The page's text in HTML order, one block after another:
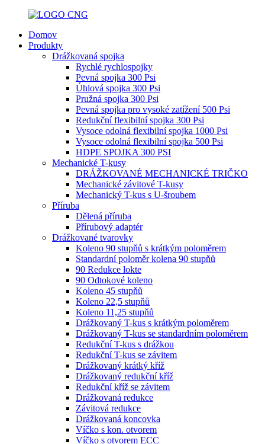
Domov
Produkty
Drážkovaná spojka
Rychlé rychlospojky
Pevná spojka 300 Psi
Úhlová spojka 300 Psi
Pružná spojka 300 Psi
Pevná spojka pro vysoké zatížení 500 Psi
Redukční flexibilní spojka 300 Psi
Vysoce odolná flexibilní spojka 1000 Psi
Vysoce odolná flexibilní spojka 500 Psi
HDPE SPOJKA 300 PSI
Mechanické T-kusy
DRÁŽKOVANÉ MECHANICKÉ TRIČKO
Mechanické závitové T-kusy
Mechanický T-kus s U-šroubem
Příruba
Dělená příruba
Přírubový adaptér
Drážkované tvarovky
Koleno 90 stupňů s krátkým poloměrem
Standardní poloměr kolena 90 stupňů
90 Redukce lokte
90 Odtokové koleno
Koleno 45 stupňů
Koleno 22,5 stupňů
Koleno 11,25 stupňů
Drážkovaný T-kus s krátkým poloměrem
Drážkovaný T-kus se standardním poloměrem
Redukční T-kus s drážkou
Redukční T-kus se závitem
Drážkovaný krátký kříž
Drážkovaný redukční kříž
Redukční kříž se závitem
Drážkovaná redukce
Závitová redukce
Drážkovaná koncovka
Víčko s kon. otvorem
Víčko s otvorem ECC